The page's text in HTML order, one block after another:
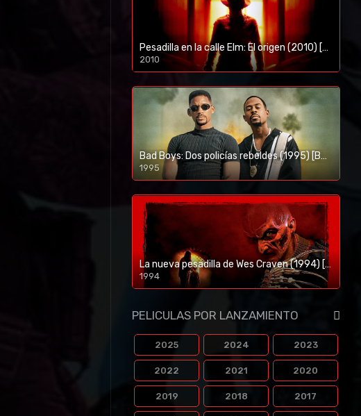
Pesadilla en la calle Elm: El origen (2010) [BR-RIP] [HD-1080p]
2010
1080p/720p
Bad Boys: Dos policías rebeldes (1995) [BR-RIP] [HD-1080p]
1995
1080p/720p
La nueva pesadilla de Wes Craven (1994) [BR-RIP] [HD-1080p]
1994
1080p/720p
PELICULAS POR LANZAMIENTO
2025 2024 2023
2022 2021 2020
2019 2018 2017